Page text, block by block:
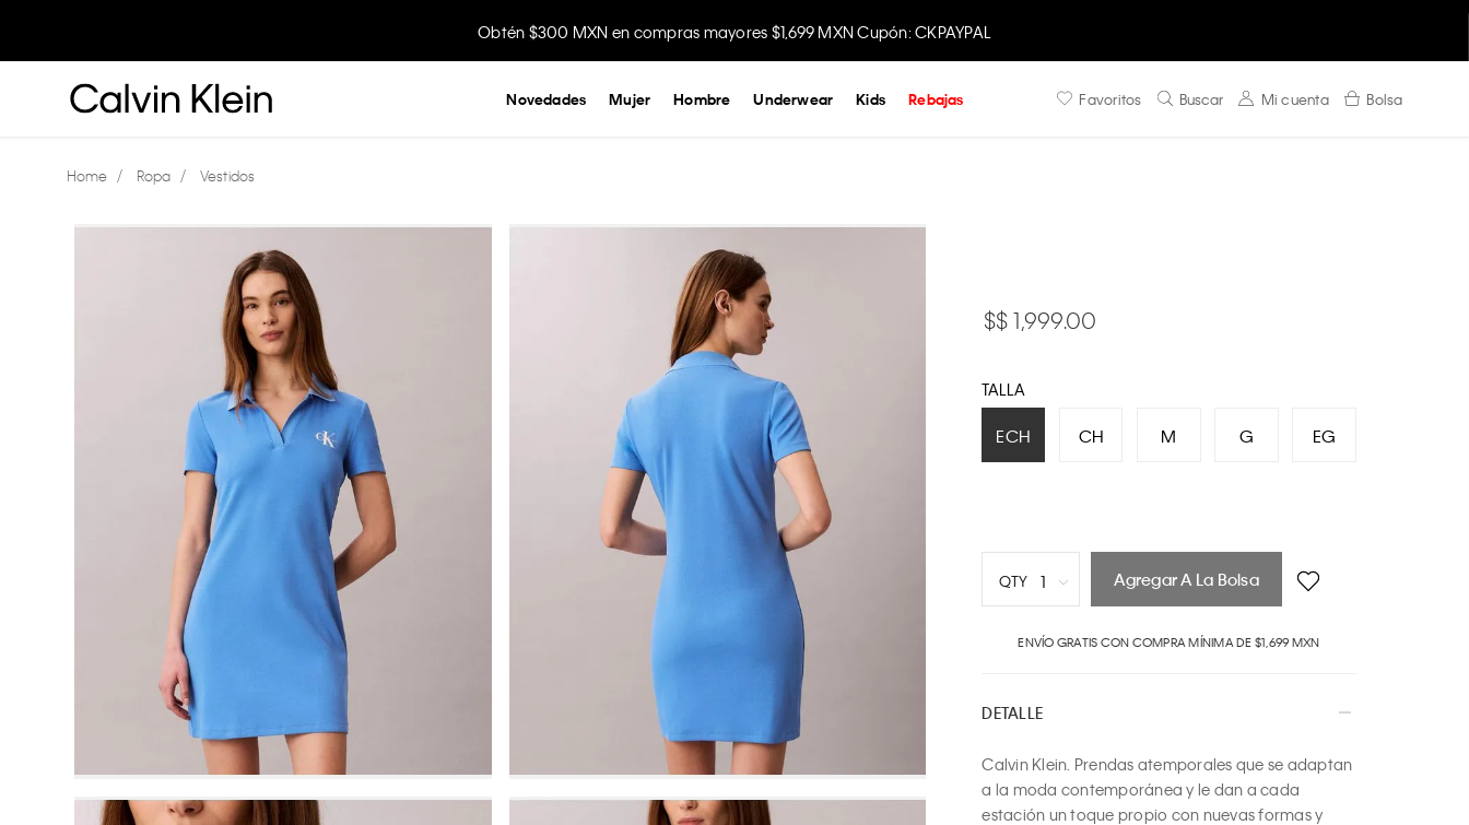
Obtén $300 MXN en compras mayores $1,699 MXN Cupón: CKPAYPAL
Disfruta envío gratis comprando en la app.
Favoritos Buscar Mi cuenta Bolsa
Novedades Mujer Hombre Underwear Kids Rebajas
Ropa Vestidos
$ 1,999.00
TALLA
ECH CH M G EG
QTY 1
6
7
8
Agregar A La Bolsa
ENVÍO GRATIS CON COMPRA MÍNIMA DE $1,699 MXN
DETALLE
Calvin Klein. Prendas atemporales que se adaptan
a la moda contemporánea y le dan a cada
estación un toque propio con nuevas formas y